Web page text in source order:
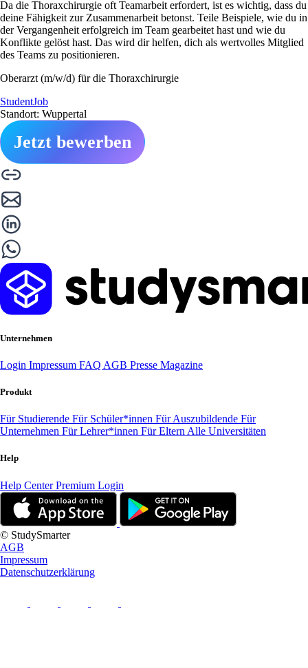
Da die Thoraxchirurgie oft Teamarbeit erfordert, ist es wichtig, dass du
deine Fähigkeit zur Zusammenarbeit betonst. Teile Beispiele, wie du in
der Vergangenheit erfolgreich im Team gearbeitet hast und wie du
Konflikte gelöst hast. Das wird dir helfen, dich als wertvolles Mitglied
des Teams zu positionieren.
Oberarzt (m/w/d) für die Thoraxchirurgie
StudentJob
Standort: Wuppertal
Jetzt bewerben
Unternehmen
Login Impressum FAQ AGB Presse Magazine
Produkt
Für Studierende Für Schüler*innen Für Auszubildende Für
Unternehmen Für Lehrer*innen Für Eltern Alle Universitäten
Help
Help CenterPremium Login
© StudySmarter
AGB
Impressum
Datenschutzerklärung